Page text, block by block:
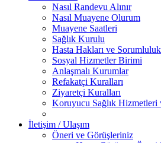
Nasıl Randevu Alınır
Nasıl Muayene Olurum
Muayene Saatleri
Sağlık Kurulu
Hasta Hakları ve
Sosyal Hizmetler Birimi
Anlaşmalı Kurumlar
Refakatçi Kuralları
Ziyaretçi Kuralları
Koruyucu Sağlık Hizmetleri
İletişim / Ulaşım
Öneri ve Görüşleriniz